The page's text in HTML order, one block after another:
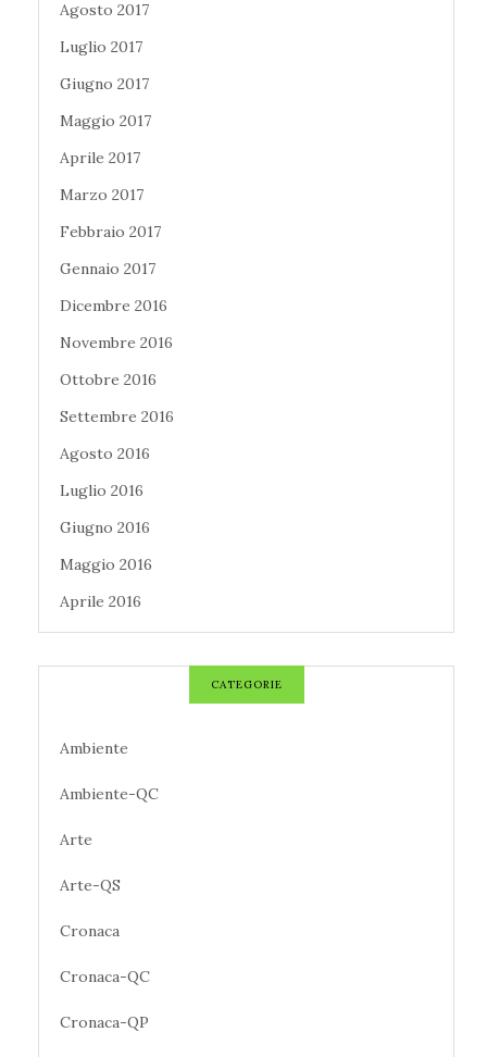
Agosto 2017
Luglio 2017
Giugno 2017
Maggio 2017
Aprile 2017
Marzo 2017
Febbraio 2017
Gennaio 2017
Dicembre 2016
Novembre 2016
Ottobre 2016
Settembre 2016
Agosto 2016
Luglio 2016
Giugno 2016
Maggio 2016
Aprile 2016
CATEGORIE
Ambiente
Ambiente-QC
Arte
Arte-QS
Cronaca
Cronaca-QC
Cronaca-QP